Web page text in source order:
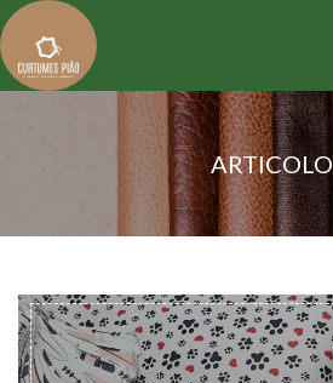
ARTICOLO